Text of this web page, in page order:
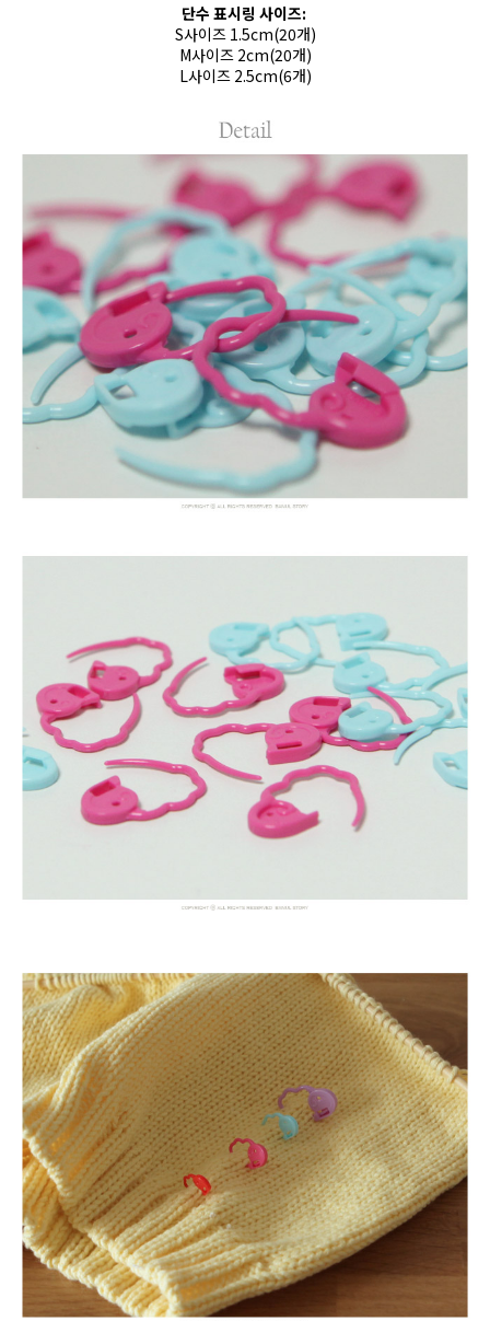
단수 표시링 사이즈:
S사이즈 1.5cm(20개)
M사이즈 2cm(20개)
L사이즈 2.5cm(6개)